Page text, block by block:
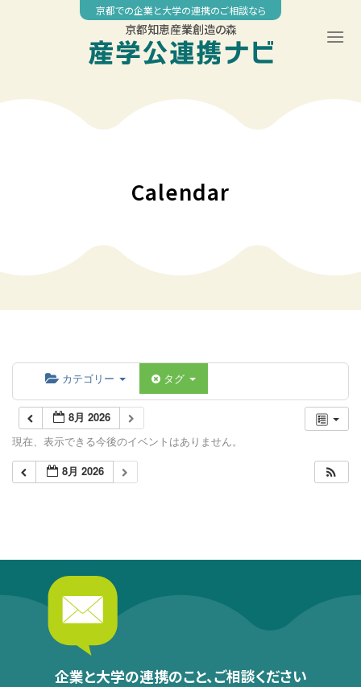
京都での企業と大学の連携のご相談なら
京都知恵産業創造の森
Calendar
カテゴリー タグ
8月 2026
現在、表示できる今後のイベントはありません。
8月 2026
企業と大学の連携のこと、ご相談ください